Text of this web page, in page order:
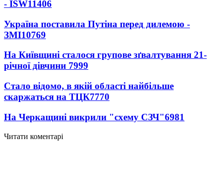
- ISW11406
Україна поставила Путіна перед дилемою -
ЗМІ10769
На Київщині сталося групове зґвалтування 21-
річної дівчини 7999
Стало відомо, в якій області найбільше
скаржаться на ТЦК7770
На Черкащині викрили "схему СЗЧ"6981
Читати коментарі